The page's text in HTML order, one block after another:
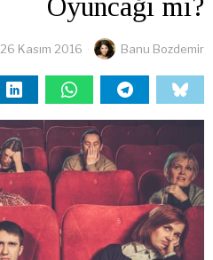
Oyuncağı mı?
26 Kasım 2016 Banu Bozdemir